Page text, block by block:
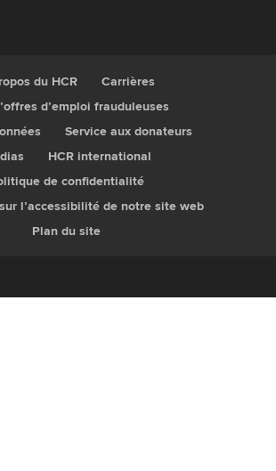
du HCR
Carrières
d’emploi frauduleuses
Service aux donateurs
HCR international
de confidentialité
l’accessibilité de notre site web
Plan du site